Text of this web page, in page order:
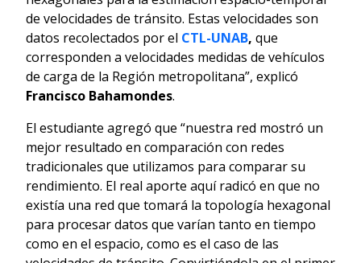
de velocidades de tránsito. Estas velocidades son
datos recolectados por el CTL-UNAB, que
corresponden a velocidades medidas de vehículos
de carga de la Región metropolitana”, explicó
Francisco Bahamondes.
El estudiante agregó que “nuestra red mostró un
mejor resultado en comparación con redes
tradicionales que utilizamos para comparar su
rendimiento. El real aporte aquí radicó en que no
existía una red que tomará la topología hexagonal
para procesar datos que varían tanto en tiempo
como en el espacio, como es el caso de las